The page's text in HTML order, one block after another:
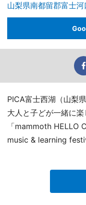
山梨県南都留郡富士
PICA富士西湖（山梨
大人と子どが一緒に
「mammoth HELLO
music & learning